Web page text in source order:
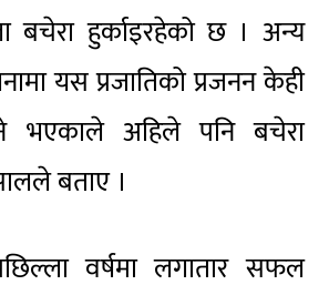
बचेरा हुर्काइरहेको छ । अन्य
यस प्रजातिको प्रजनन केही
भएकाले अहिले पनि बचेरा
बताए ।
वर्षमा लगातार सफल